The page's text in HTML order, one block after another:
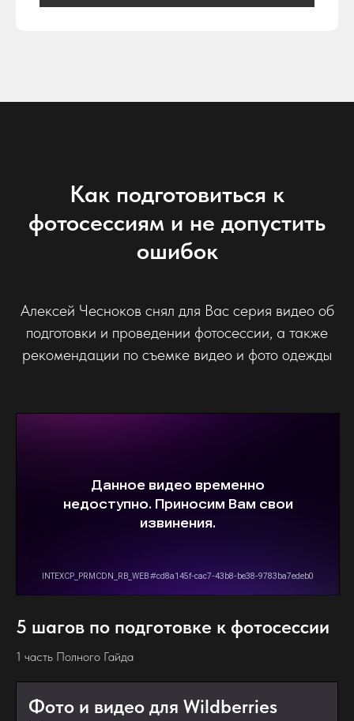
Как подготовиться к
фотосессиям и не допустить
ошибок
Алексей Чесноков снял для Вас серия видео об
подготовки и проведении фотосессии, а также
рекомендации по съемке видео и фото одежды
Фото и видео для Wildberries
5 шагов по подготовке к фотосессии
1 часть Полного Гайда